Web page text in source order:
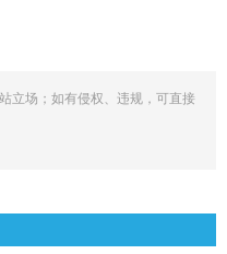
立场；如有侵权、违规，可直接